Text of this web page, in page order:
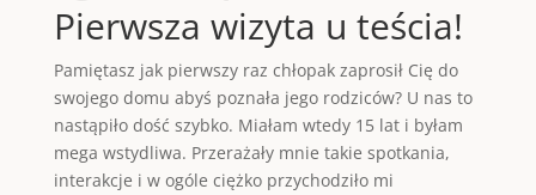
Pierwsza wizyta u teścia!
Pamiętasz jak pierwszy raz chłopak zaprosił Cię do
swojego domu abyś poznała jego rodziców? U nas to
nastąpiło dość szybko. Miałam wtedy 15 lat i byłam
mega wstydliwa. Przerażały mnie takie spotkania,
interakcje i w ogóle ciężko przychodziło mi